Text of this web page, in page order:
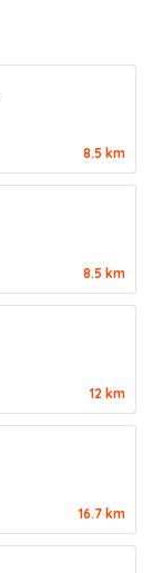
8.5 km
8.5 km
12 km
16.7 km